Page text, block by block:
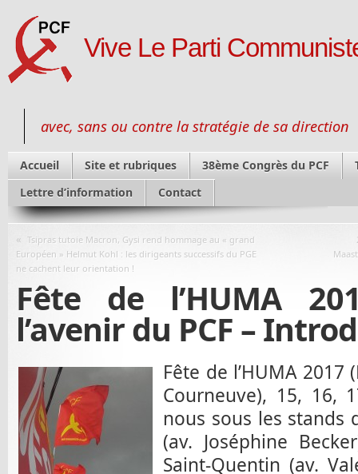
Vive Le Parti
avec, sans ou contre la stratégie de sa direction
Accueil Site et rubriques 38ème Congrès du PCF
Lettre d’information
Contact
« Tsipras tutoie Macron, Gysi rend hommage au « grand
Européen » Helmut Kohl : les dirigeants successifs du PGE
ne cachent leur orientation !
Fête de l’HUMA
l’avenir du PCF –
Fête de l’HUMA
Courneuve), 15, 16,
nous sous les stands
(av. Joséphine
Saint-Quentin (av.